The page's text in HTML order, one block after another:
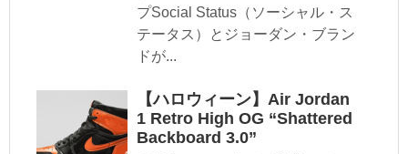
プSocial Status（ソーシャル・ス
テータス）とジョーダン・ブラン
ドが...
【ハロウィーン】Air Jordan
1 Retro High OG “Shattered
Backboard 3.0”